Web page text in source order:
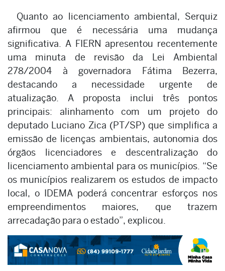
Quanto ao licenciamento ambiental, Serquiz
afirmou que é necessária uma mudança
significativa. A FIERN apresentou recentemente
uma minuta de revisão da Lei Ambiental
278/2004 à governadora Fátima Bezerra,
destacando a necessidade urgente de
atualização. A proposta inclui três pontos
principais: alinhamento com um projeto do
deputado Luciano Zica (PT/SP) que simplifica a
emissão de licenças ambientais, autonomia dos
órgãos licenciadores e descentralização do
licenciamento ambiental para os municípios. “Se
os municípios realizarem os estudos de impacto
local, o IDEMA poderá concentrar esforços nos
empreendimentos maiores, que trazem
arrecadação para o estado”, explicou.